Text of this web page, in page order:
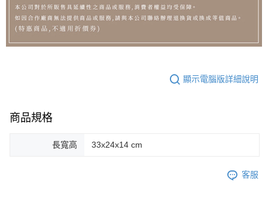
顯示電腦版詳細說明
商品規格
長寬高 33x24x14 cm
客服